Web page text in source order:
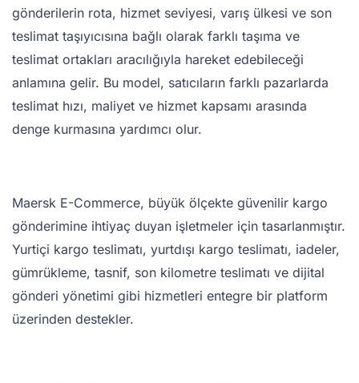
gönderilerin rota, hizmet seviyesi, varış ülkesi ve son
teslimat taşıyıcısına bağlı olarak farklı taşıma ve
teslimat ortakları aracılığıyla hareket edebileceği
anlamına gelir. Bu model, satıcıların farklı pazarlarda
teslimat hızı, maliyet ve hizmet kapsamı arasında
denge kurmasına yardımcı olur.
Maersk E-Commerce, büyük ölçekte güvenilir kargo
gönderimine ihtiyaç duyan işletmeler için tasarlanmıştır.
Yurtiçi kargo teslimatı, yurtdışı kargo teslimatı, iadeler,
gümrükleme, tasnif, son kilometre teslimatı ve dijital
gönderi yönetimi gibi hizmetleri entegre bir platform
üzerinden destekler.